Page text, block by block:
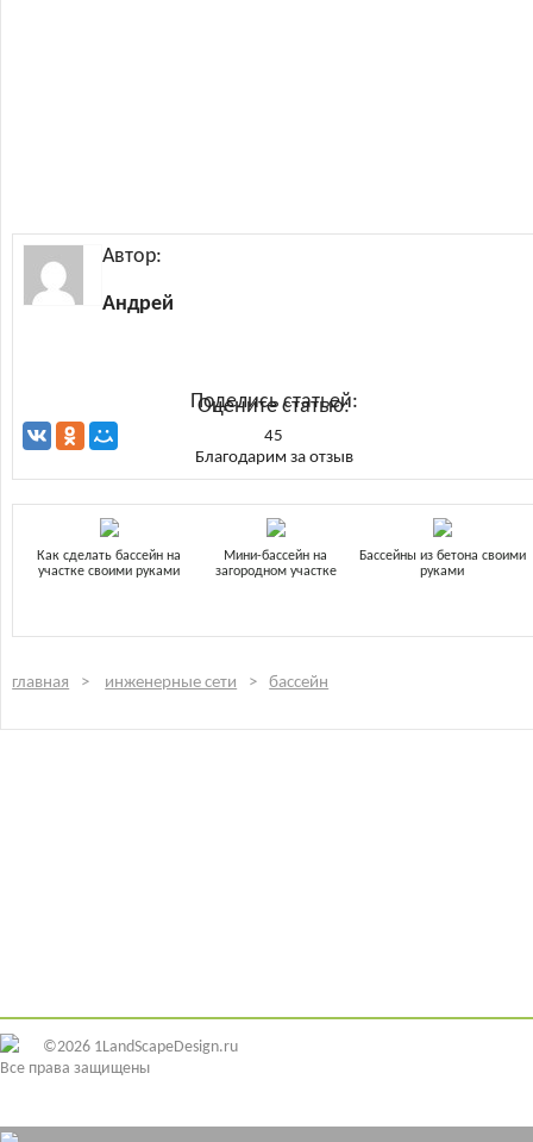
Автор:
Андрей
Поделись статьей:
Оцените статью:
45
Благодарим за отзыв
Как сделать бассейн на
участке своими руками
Мини-бассейн на
загородном участке
Бассейны из бетона своими
руками
главная инженерные сети бассейн
©2026 1LandScapeDesign.ru
Все права защищены